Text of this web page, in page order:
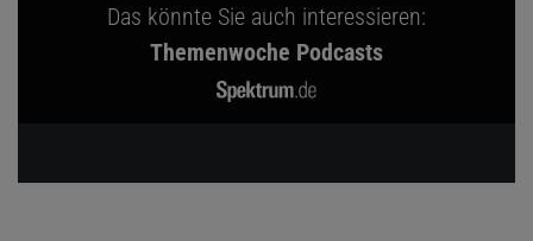
Das könnte Sie auch interessieren:
Themenwoche Podcasts